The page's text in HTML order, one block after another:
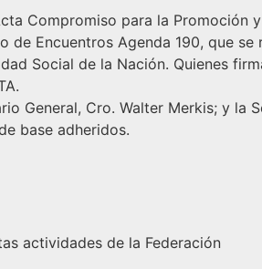
Compromiso para la Promoción
de Encuentros Agenda 190, que
Social de la Nación. Quienes
General, Cro. Walter Merkis; y
base adheridos.
actividades de la Federación